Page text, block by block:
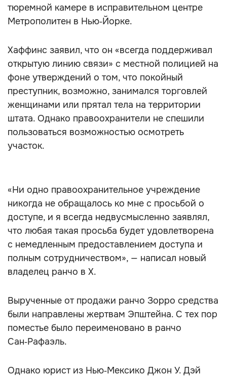
тюремной камере в исправительном центре
Метрополитен в Нью‑Йорке.
Хаффинс заявил, что он «всегда поддерживал
открытую линию связи» с местной полицией на
фоне утверждений о том, что покойный
преступник, возможно, занимался торговлей
женщинами или прятал тела на территории
штата. Однако правоохранители не спешили
пользоваться возможностью осмотреть
участок.
«Ни одно правоохранительное учреждение
никогда не обращалось ко мне с просьбой о
доступе, и я всегда недвусмысленно заявлял,
что любая такая просьба будет удовлетворена
с немедленным предоставлением доступа и
полным сотрудничеством», — написал новый
владелец ранчо в X.
Вырученные от продажи ранчо Зорро средства
были направлены жертвам Эпштейна. С тех пор
поместье было переименовано в ранчо
Сан‑Рафаэль.
Однако юрист из Нью‑Мексико Джон У. Дэй